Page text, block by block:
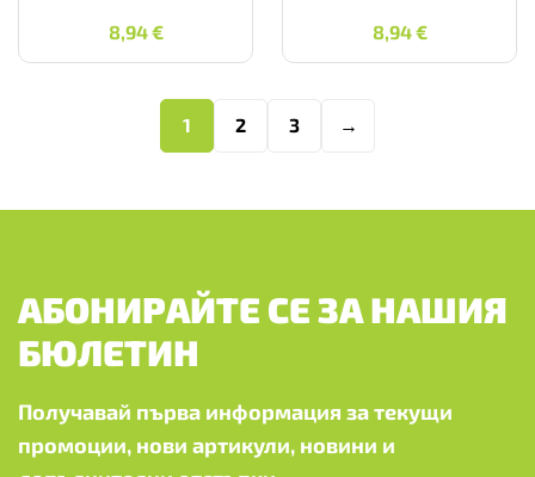
8,94€
8,94 8,94€
8,94
1 2 3 →
АБОНИРАЙТЕ СЕ ЗА НАШИЯ
БЮЛЕТИН
Получавай първа информация за текущи
промоции, нови артикули, новини и